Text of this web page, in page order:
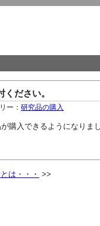
ださい。
ー： 研究品の購入
購入できるようになりま
は・・・